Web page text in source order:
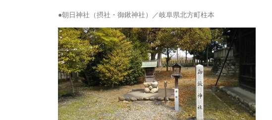
●朝日神社（摂社・御鍬神社）／岐阜県北方町柱本